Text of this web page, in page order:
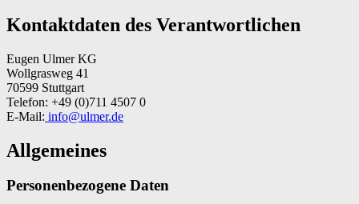
Kontaktdaten des Verantwortlichen
Eugen Ulmer KG
Wollgrasweg 41
70599 Stuttgart
Telefon: +49 (0)711 4507 0
E-Mail: info@ulmer.de
Allgemeines
Personenbezogene Daten